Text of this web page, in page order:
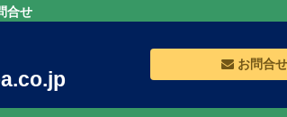
合せ
お問合せ